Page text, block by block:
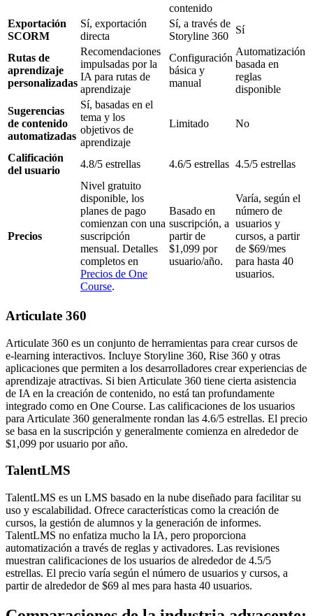
contenido
Exportación
SCORM
Sí, exportación
directa
Sí, a través de
Storyline 360
Sí
Rutas de
aprendizaje
personalizadas
Recomendaciones
impulsadas por la
IA para rutas de
aprendizaje
Configuración
básica y
manual
Automatización
basada en
reglas
disponible
Sugerencias
de contenido
automatizadas
Sí, basadas en el
tema y los
objetivos de
aprendizaje
Limitado No
Calificación
del usuario
4.8/5 estrellas 4.6/5 estrellas 4.5/5 estrellas
Precios
Nivel gratuito
disponible, los
planes de pago
comienzan con una
suscripción
mensual. Detalles
completos en
Precios de One
Course.
Basado en
suscripción, a
partir de
$1,099 por
usuario/año.
Varía, según el
número de
usuarios y
cursos, a partir
de $69/mes
para hasta 40
usuarios.
Articulate 360
Articulate 360 es un conjunto de herramientas para crear cursos de
e-learning interactivos. Incluye Storyline 360, Rise 360 y otras
aplicaciones que permiten a los desarrolladores crear experiencias de
aprendizaje atractivas. Si bien Articulate 360 tiene cierta asistencia
de IA en la creación de contenido, no está tan profundamente
integrado como en One Course. Las calificaciones de los usuarios
para Articulate 360 generalmente rondan las 4.6/5 estrellas. El precio
se basa en la suscripción y generalmente comienza en alrededor de
$1,099 por usuario por año.
TalentLMS
TalentLMS es un LMS basado en la nube diseñado para facilitar su
uso y escalabilidad. Ofrece características como la creación de
cursos, la gestión de alumnos y la generación de informes.
TalentLMS no enfatiza mucho la IA, pero proporciona
automatización a través de reglas y activadores. Las revisiones
muestran calificaciones de los usuarios de alrededor de 4.5/5
estrellas. El precio varía según el número de usuarios y cursos, a
partir de alrededor de $69 al mes para hasta 40 usuarios.